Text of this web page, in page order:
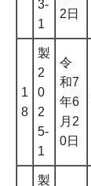
3-
1
2日
1
8
製
2
0
2
5-
1
令
和7
年6
月2
0日
製